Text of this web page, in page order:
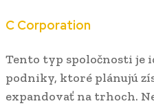
C Corporation
Tento typ spoločnosti je
podniky, ktoré plánujú
expandovať na trhoch.